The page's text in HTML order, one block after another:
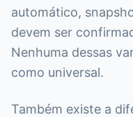
automático,
devem ser
Nenhuma dessas
como universal.
Também existe a